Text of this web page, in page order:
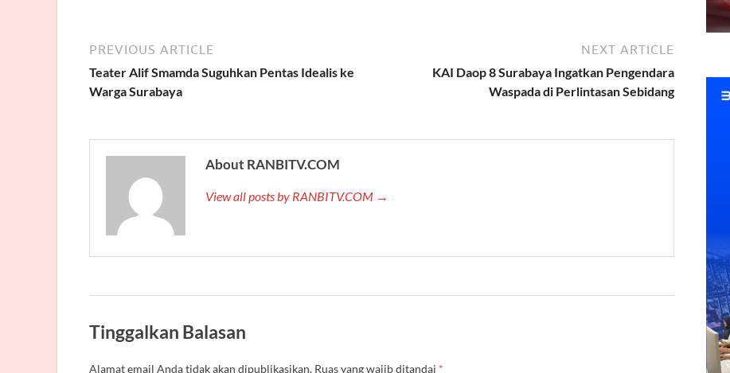
PREVIOUS ARTICLE
Teater Alif Smamda Suguhkan Pentas Idealis ke
Warga Surabaya
NEXT ARTICLE
KAI Daop 8 Surabaya Ingatkan Pengendara
Waspada di Perlintasan Sebidang
About RANBITV.COM
View all posts by RANBITV.COM →
Tinggalkan Balasan
Alamat email Anda tidak akan dipublikasikan. Ruas yang wajib ditandai *